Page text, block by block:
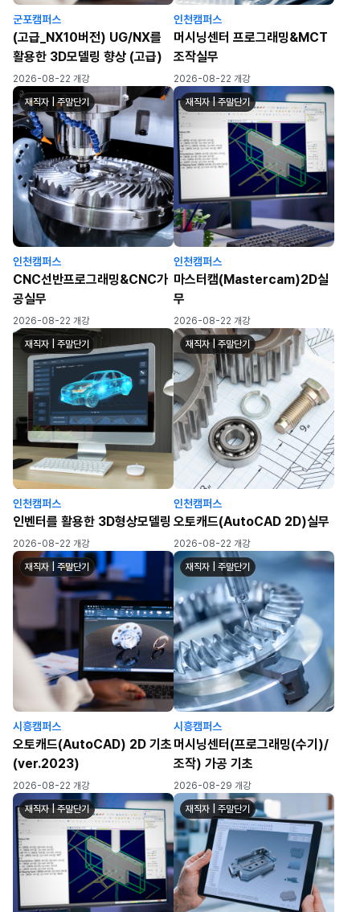
군포캠퍼스
(고급_NX10버전) UG/NX를
활용한 3D모델링 향상 (고급)
2026-08-22 개강
인천캠퍼스
머시닝센터 프로그래밍&MCT
조작실무
2026-08-22 개강
재직자 | 주말단기
인천캠퍼스
CNC선반프로그래밍&CNC가
공실무
2026-08-22 개강
재직자 | 주말단기
인천캠퍼스
마스터캠(Mastercam)2D실
무
2026-08-22 개강
재직자 | 주말단기
인천캠퍼스
인벤터를 활용한 3D형상모델링
2026-08-22 개강
재직자 | 주말단기
인천캠퍼스
오토캐드(AutoCAD 2D)실무
2026-08-22 개강
재직자 | 주말단기
시흥캠퍼스
오토캐드(AutoCAD) 2D 기초
(ver.2023)
2026-08-22 개강
재직자 | 주말단기
시흥캠퍼스
머시닝센터(프로그래밍(수기)/
조작) 가공 기초
2026-08-29 개강
재직자 | 주말단기 재직자 | 주말단기